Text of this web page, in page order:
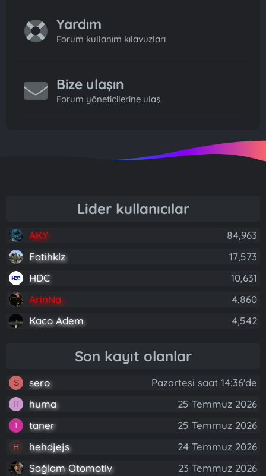
Yardım
Forum kullanım kılavuzları
Bize ulaşın
Forum yöneticilerine ulaş.
Lider kullanıcılar
AKY
84,963
Fatihklz
17,573
HDC
10,631
ArinNa
4,860
Kaco Adem
4,542
Son kayıt olanlar
S sero Pazartesi saat 14:36'de
H huma 25 Temmuz 2026
T taner 25 Temmuz 2026
H hehdjejs
24 Temmuz 2026
Sağlam Otomotiv
23 Temmuz 2026